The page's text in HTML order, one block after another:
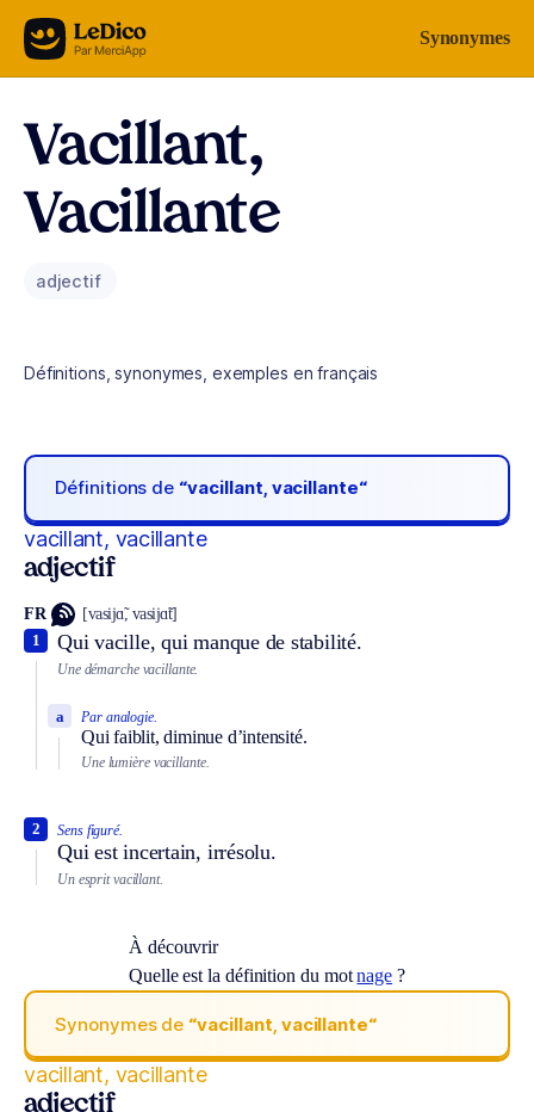
Aller au contenu Synonymes
Vacillant,
Vacillante
adjectif
Définitions, synonymes, exemples en français
Définitions de “vacillant, vacillante“
vacillant, vacillante
adjectif
FR [vasijɑ̃, vasijɑ̃t]
Qui vacille, qui manque de stabilité.
1
Une démarche vacillante.
Par analogie.
Qui faiblit, diminue d’intensité.
a
Une lumière vacillante.
Sens figuré.
Qui est incertain, irrésolu.
2
Un esprit vacillant.
À découvrir
Quelle est la définition du motnage ?
Synonymes de “vacillant, vacillante“
vacillant, vacillante
adjectif